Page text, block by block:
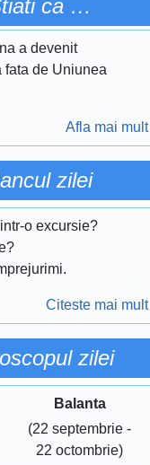
ca …
a devenit
fata de Uniunea
Afla mai mult
zilei
o excursie?
Citeste mai mult
zilei
Balanta
(22 septembrie -
22 octombrie)